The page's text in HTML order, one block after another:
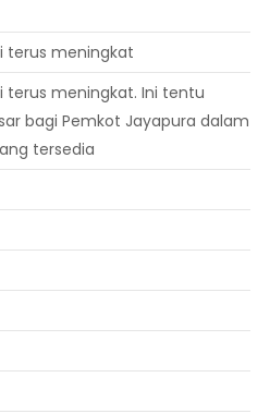
terus meningkat
terus meningkat. Ini tentu
bagi Pemkot Jayapura dalam
tersedia